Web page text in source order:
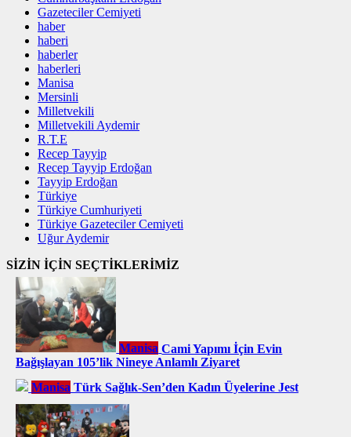
Gazeteciler Cemiyeti
haber
haberi
haberler
haberleri
Manisa
Mersinli
Milletvekili
Milletvekili Aydemir
R.T.E
Recep Tayyip
Recep Tayyip Erdoğan
Tayyip Erdoğan
Türkiye
Türkiye Cumhuriyeti
Türkiye Gazeteciler Cemiyeti
Uğur Aydemir
SİZİN İÇİN SEÇTİKLERİMİZ
Manisa Cami Yapımı İçin Evin
Bağışlayan 105’lik Nineye Anlamlı Ziyaret
Manisa Türk Sağlık-Sen’den Kadın Üyelerine Jest